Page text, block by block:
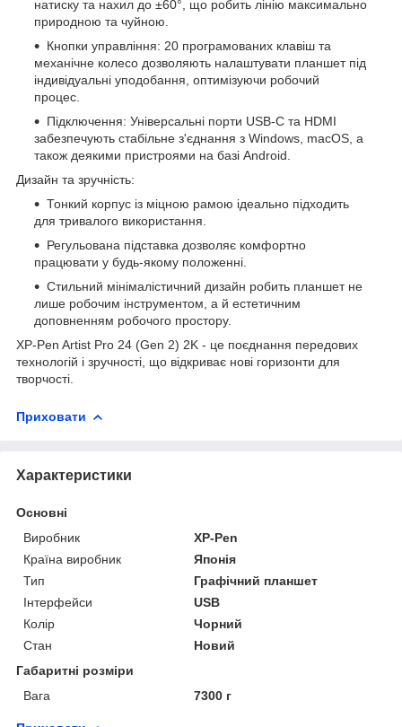
натиску та нахил до ±60°, що робить лінію максимально
природною та чуйною.
Кнопки управління: 20 програмованих клавіш та
механічне колесо дозволяють налаштувати планшет під
індивідуальні уподобання, оптимізуючи робочий
процес.
Підключення: Універсальні порти USB-C та HDMI
забезпечують стабільне з'єднання з Windows, macOS, а
також деякими пристроями на базі Android.
Дизайн та зручність:
Тонкий корпус із міцною рамою ідеально підходить
для тривалого використання.
Регульована підставка дозволяє комфортно
працювати у будь-якому положенні.
Стильний мінімалістичний дизайн робить планшет не
лише робочим інструментом, а й естетичним
доповненням робочого простору.
XP-Pen Artist Pro 24 (Gen 2) 2K - це поєднання передових
технологій і зручності, що відкриває нові горизонти для
творчості.
Приховати
Характеристики
Основні
Виробник
XP-Pen
Країна виробник
Японія
Тип
Графічний планшет
Інтерфейси
USB
Колір
Чорний
Стан
Новий
Габаритні розміри
Вага
7300 г